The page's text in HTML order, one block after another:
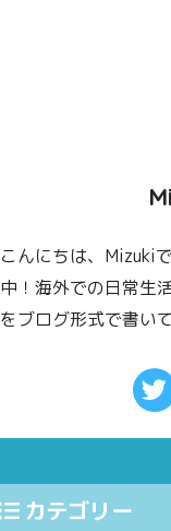
こんにちは、Mizuki
中！海外での日常生
をブログ形式で書い
カテゴリー